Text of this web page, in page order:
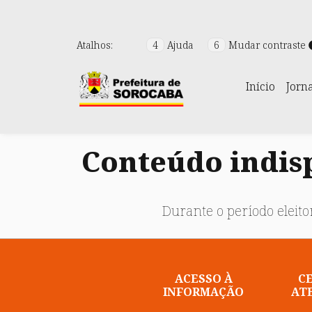
Atalhos: 4 Ajuda 6 Mudar contraste
Início
Conteúdo
Durante o período
ACESSO À
INFORMAÇÃO